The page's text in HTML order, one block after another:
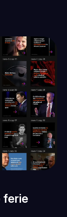
ferie